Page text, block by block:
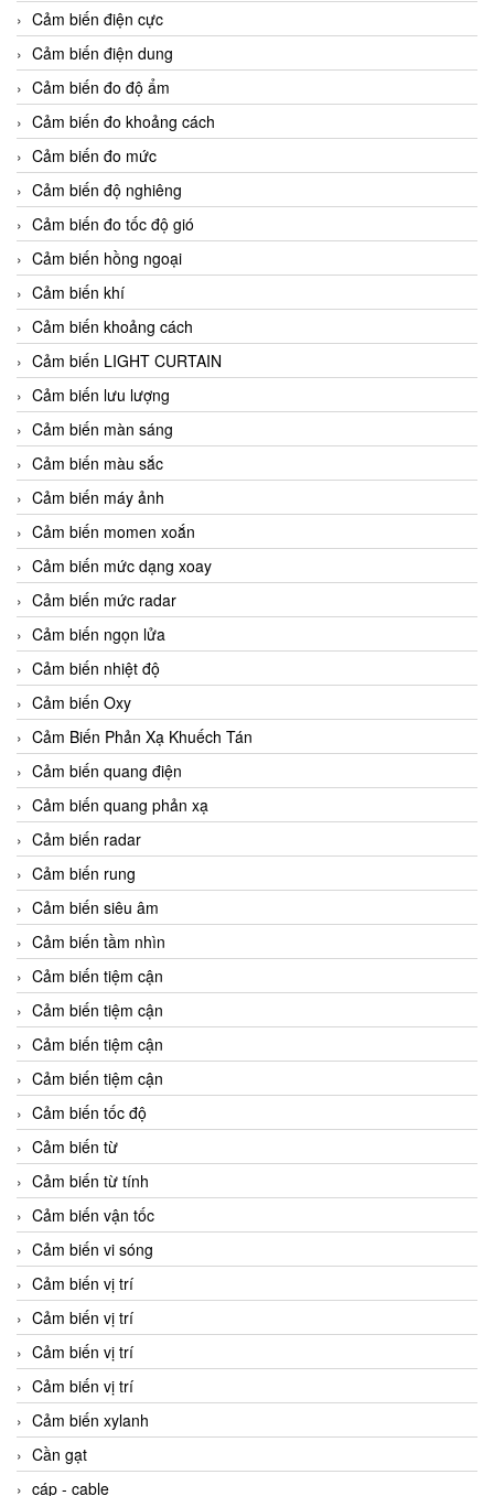
Cảm biến điện cực
Cảm biến điện dung
Cảm biến đo độ ẩm
Cảm biến đo khoảng cách
Cảm biến đo mức
Cảm biến độ nghiêng
Cảm biến đo tốc độ gió
Cảm biến hồng ngoại
Cảm biến khí
Cảm biến khoảng cách
Cảm biến LIGHT CURTAIN
Cảm biến lưu lượng
Cảm biến màn sáng
Cảm biến màu sắc
Cảm biến máy ảnh
Cảm biến momen xoắn
Cảm biến mức dạng xoay
Cảm biến mức radar
Cảm biến ngọn lửa
Cảm biến nhiệt độ
Cảm biến Oxy
Cảm Biến Phản Xạ Khuếch Tán
Cảm biến quang điện
Cảm biến quang phản xạ
Cảm biến radar
Cảm biến rung
Cảm biến siêu âm
Cảm biến tầm nhìn
Cảm biến tiệm cận
Cảm biến tiệm cận
Cảm biến tiệm cận
Cảm biến tiệm cận
Cảm biến tốc độ
Cảm biến từ
Cảm biến từ tính
Cảm biến vận tốc
Cảm biến vi sóng
Cảm biến vị trí
Cảm biến vị trí
Cảm biến vị trí
Cảm biến vị trí
Cảm biến xylanh
Cần gạt
cáp - cable